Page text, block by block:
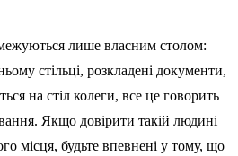
лише власним столом:
стільці, розкладені документи,
на стіл колеги, все це говорить
Якщо довірити такій людині
місця, будьте впевнені у тому, що